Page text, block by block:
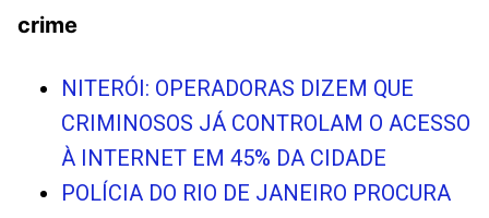
crime
NITERÓI: OPERADORAS DIZEM QUE
CRIMINOSOS JÁ CONTROLAM O ACESSO
À INTERNET EM 45% DA CIDADE
POLÍCIA DO RIO DE JANEIRO PROCURA